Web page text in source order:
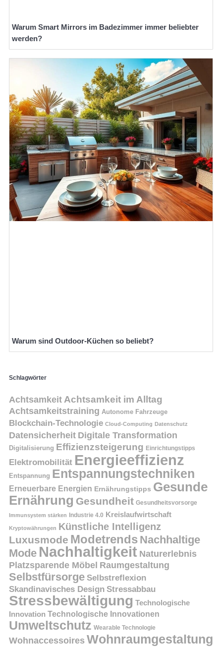
Warum Smart Mirrors im Badezimmer immer beliebter
werden?
Warum sind Outdoor-Küchen so beliebt?
Schlagwörter
AchtsamkeitAchtsamkeit im Alltag
Achtsamkeitstraining Autonome Fahrzeuge
Blockchain-Technologie Cloud-Computing Datenschutz
Datensicherheit Digitale Transformation
Digitalisierung Effizienzsteigerung Einrichtungstipps
Elektromobilität Energieeffizienz
Entspannung Entspannungstechniken
Erneuerbare Energien Ernährungstipps Gesunde
Ernährung Gesundheit Gesundheitsvorsorge
Immunsystem stärken Industrie 4.0 Kreislaufwirtschaft
Kryptowährungen Künstliche Intelligenz
Luxusmode Modetrends Nachhaltige
Mode Nachhaltigkeit Naturerlebnis
Platzsparende Möbel Raumgestaltung
Selbstfürsorge Selbstreflexion
Skandinavisches Design Stressabbau
Stressbewältigung Technologische
Innovation Technologische Innovationen
Umweltschutz Wearable Technologie
Wohnaccessoires Wohnraumgestaltung